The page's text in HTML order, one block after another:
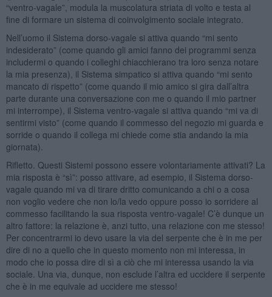
“ventro-vagale”, modula la muscolatura striata di volto e testa al
fine di formare un sistema di coinvolgimento sociale integrato.
Nell’uomo il Sistema dorso-vagale si attiva quando “mi sento
indesiderato” (come quando gli amici fanno dei programmi senza
includermi o quando i colleghi chiacchierano tra loro senza notare
la mia presenza), il Sistema simpatico si attiva quando “mi sento
mancato di rispetto” (come quando il mio amico si gira dall’altra
parte durante una conversazione con me o quando il mio partner
mi interrompe), il Sistema ventro-vagale si attiva quando “mi va di
sentirmi visto” (come quando il commesso del negozio mi guarda e
sorride o quando il collega mi chiede come stia andando la mia
giornata).
Rifletto. Questi Sistemi possono essere volontariamente attivati? La
mia risposta è “sì”: posso attivare, ad esempio, il Sistema dorso-
vagale quando mi va di tirare dritto comunicando a chi o a cosa
non voglio vedere che non lo/la vedo oppure posso io sorridere al
commesso facilitando la sua risposta ventro-vagale! C’è dunque un
altro fattore: la relazione è, anzi tutto, una relazione con me stesso!
Per concentrarmi io devo usare la via del serpente che è in me per
dire di no a quello che in questo momento non mi interessa, in
modo che io possa dire di sì a ciò che mi interessa usando la via
sociale. Una via, dunque, non esclude l’altra ed uccidere il serpente
che è in me equivale ad uccidere me stesso!